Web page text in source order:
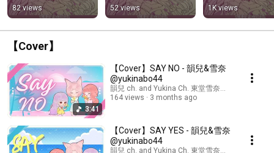
#vendetta #winston
82 views
#leaugeoflegends
#vtuber
52 views
#aram
#hk
1K views
【Cover】
3:41
【Cover】SAY NO - 韻兒&雪奈
韻兒 ch. and Yukina Ch. 東堂雪奈【HK Vtuber】
164 views
3 months ago
【Cover】SAY YES - 韻兒&雪奈
韻兒 ch. and Yukina Ch. 東堂雪奈【HK Vtuber】